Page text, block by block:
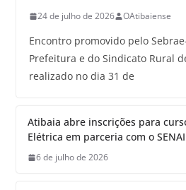
24 de julho de 2026 OAtibaiense
Encontro promovido pelo
Prefeitura e do Sindicato Rural
realizado no dia 31 de
Atibaia abre inscrições para
Elétrica em parceria com o SENAI
6 de julho de 2026